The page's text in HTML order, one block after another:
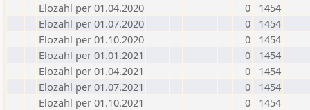
Elozahl per 01.04.2020
0
1454
Elozahl per 01.07.2020
0
1454
Elozahl per 01.10.2020
0
1454
Elozahl per 01.01.2021
0
1454
Elozahl per 01.04.2021
0
1454
Elozahl per 01.07.2021
0
1454
Elozahl per 01.10.2021
0
1454